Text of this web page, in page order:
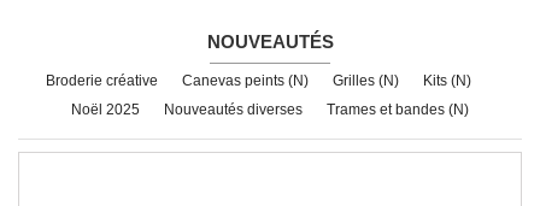
NOUVEAUTÉS
Broderie créative Canevas peints (N) Grilles (N)
Kits (N)
Noël 2025
Nouveautés diverses Trames et bandes (N)